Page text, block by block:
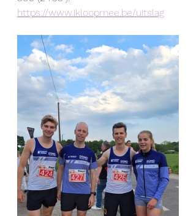
https://www.ikloopmee.be/uitslag